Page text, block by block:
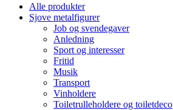
Alle produkter
Sjove metalfigurer
Job og svendegaver
Anledning
Sport og interesser
Fritid
Musik
Transport
Vinholdere
Toiletrulleholdere og toiletdeco